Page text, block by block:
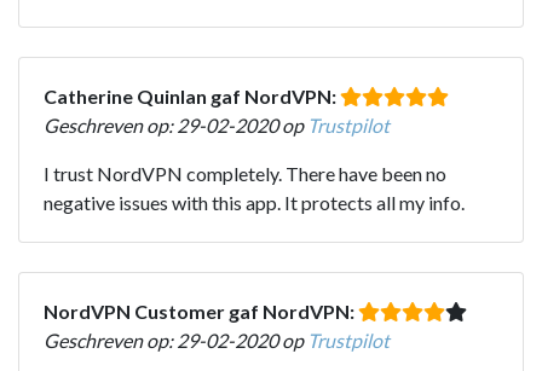
Catherine Quinlan gaf NordVPN:
Geschreven op: 29-02-2020 op Trustpilot
I trust NordVPN completely. There have been no
negative issues with this app. It protects all my info.
NordVPN Customer gaf NordVPN:
Geschreven op: 29-02-2020 op Trustpilot